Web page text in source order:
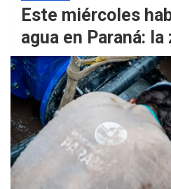
Este miércoles
agua en Paraná: